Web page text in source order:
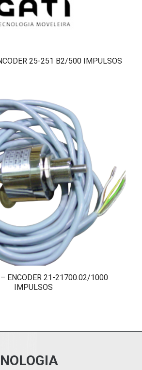
25-251 B2/500 IMPULSOS
ENCODER 21-21700.02/1000
IMPULSOS